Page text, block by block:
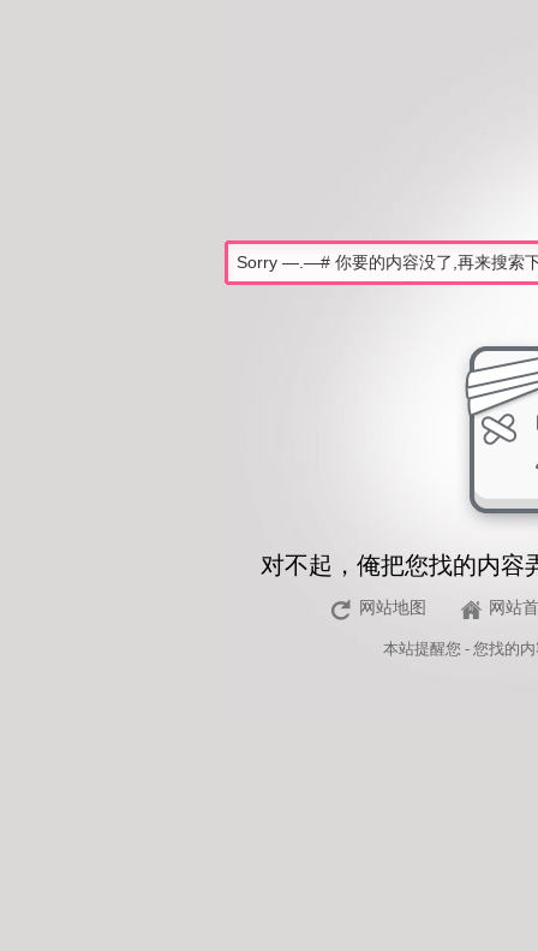
对不起，俺把您找的内容
网站地图 网站
本站提醒您 - 您找的